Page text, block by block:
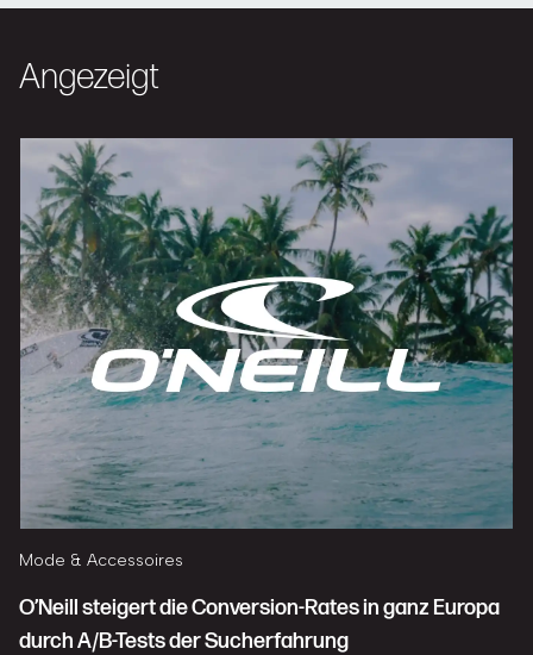
Angezeigt
Mode & Accessoires
O’Neill steigert die Conversion-Rates in ganz Europa
durch A/B-Tests der Sucherfahrung